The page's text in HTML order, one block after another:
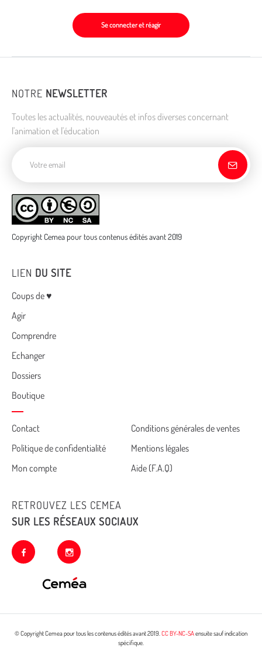
Se connecter et réagir
NOTRE NEWSLETTER
Toutes les actualités, nouveautés et infos diverses concernant
l'animation et l'éducation
Copyright Cemea pour tous contenus édités avant 2019
LIEN DU SITE
Menu
Coups de ♥
Agir
Comprendre
Echanger
Dossiers
Boutique
Cemea
footer
Contact
Conditions générales de ventes
Politique de confidentialité
Mentions légales
Mon compte
Aide (F.A.Q)
RETROUVEZ LES CEMEA
SUR LES RÉSEAUX SOCIAUX
facebook instagram
© Copyright Cemea pour tous les contenus édités avant 2019.CC BY-NC-SAensuite sauf indication
spécifique.